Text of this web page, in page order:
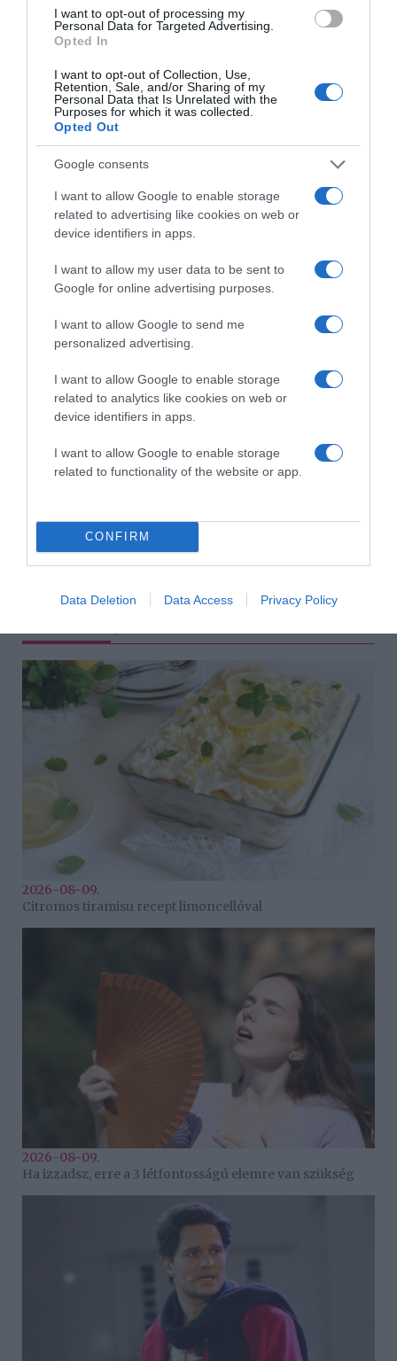
I want to opt-out of processing my
Personal Data for Targeted Advertising.
Opted In
I want to opt-out of Collection, Use,
Retention, Sale, and/or Sharing of my
Personal Data that Is Unrelated with the
Purposes for which it was collected.
Opted Out
Google consents
I want to allow Google to enable storage
related to advertising like cookies on web or
device identifiers in apps.
I want to allow my user data to be sent to
Google for online advertising purposes.
I want to allow Google to send me
personalized advertising.
I want to allow Google to enable storage
related to analytics like cookies on web or
device identifiers in apps.
I want to allow Google to enable storage
related to functionality of the website or app.
CONFIRM
Data Deletion Data Access Privacy Policy
Lehúzhatom a tehetségem a vécén, vége a karrieremnek,
mert anyaszerelem van, Kolen csak Anita hangjára figyel
– magyarázta csipkelődve az énekes, aki hozzátette:
csak angolul beszélnek hozzá. – A nap nagy része
ami természetes, ő az, akitől elolvad, akitől folyton
mosolyog Kolen. De majd kiharcolom én is a mosolyát.
minden mozdulatát meg kell örökítenünk. Megtelt a
telefonom babafotókkal – magyarázta az énekes, aki
Amerikában élő ikertestvére, Beni még nem látta Kolent,
s nem tudja azt sem, mikor találkozhatnak. Az ő kisfia, Kai
gyerekek is láthassák egymást.
Forrás: Blikk
Megosztás: Facebook Twitter Pinterest
családi fotó ,Király-Virág Anita
Korábbi bejegyzések Következő bejegyzés
2026-08-09.
Citromos tiramisu recept limoncellóval
2026-08-09.
Ha izzadsz, erre a 3 létfontosságú elemre van szükség